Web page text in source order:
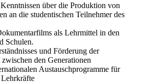
über die Produktion von
an die studentischen Teilnehmer des
als Lehrmittel in den
Schulen.
und Förderung der
den Generationen
Austauschprogramme für
Lehrkräfte